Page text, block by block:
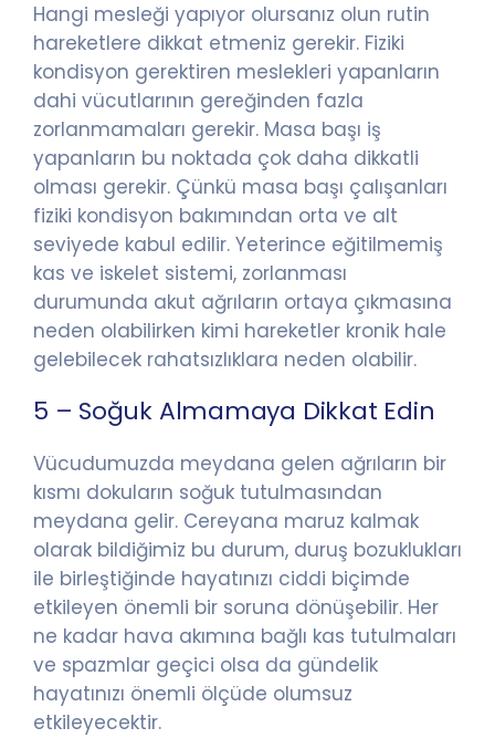
Hangi mesleği yapıyor olursanız olun rutin
hareketlere dikkat etmeniz gerekir. Fiziki
kondisyon gerektiren meslekleri yapanların
dahi vücutlarının gereğinden fazla
zorlanmamaları gerekir. Masa başı iş
yapanların bu noktada çok daha dikkatli
olması gerekir. Çünkü masa başı çalışanları
fiziki kondisyon bakımından orta ve alt
seviyede kabul edilir. Yeterince eğitilmemiş
kas ve iskelet sistemi, zorlanması
durumunda akut ağrıların ortaya çıkmasına
neden olabilirken kimi hareketler kronik hale
gelebilecek rahatsızlıklara neden olabilir.
5 – Soğuk Almamaya Dikkat Edin
Vücudumuzda meydana gelen ağrıların bir
kısmı dokuların soğuk tutulmasından
meydana gelir. Cereyana maruz kalmak
olarak bildiğimiz bu durum, duruş bozuklukları
ile birleştiğinde hayatınızı ciddi biçimde
etkileyen önemli bir soruna dönüşebilir. Her
ne kadar hava akımına bağlı kas tutulmaları
ve spazmlar geçici olsa da gündelik
hayatınızı önemli ölçüde olumsuz
etkileyecektir.